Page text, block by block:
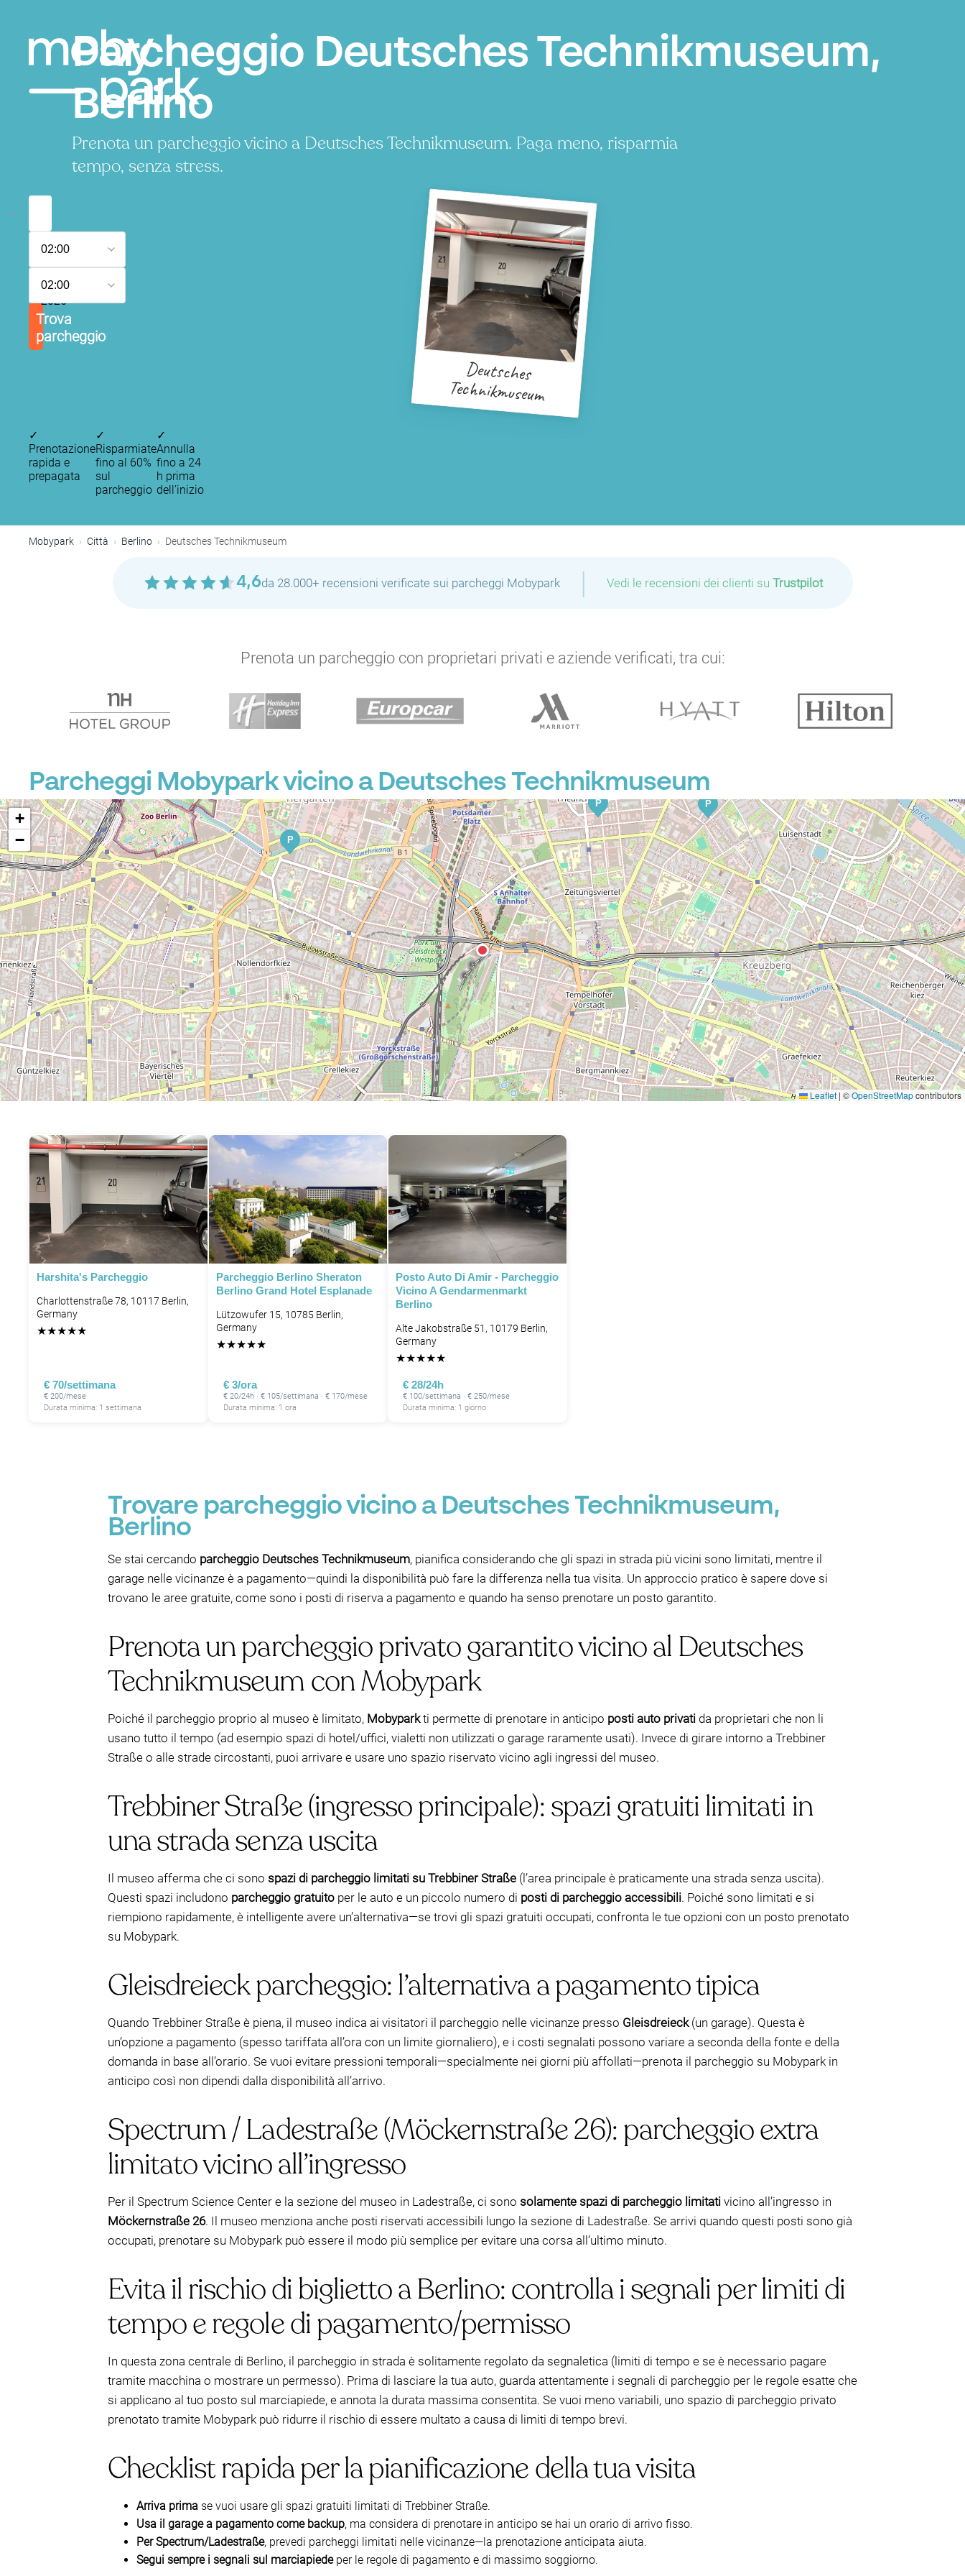
Parcheggio Deutsches Technikmuseum,
Berlino
Prenota un parcheggio vicino a Deutsches Technikmuseum. Paga meno, risparmia
tempo, senza stress.
agosto
2026
02:00
agosto
2026
02:00
Trova
parcheggio
Deutsches
Technikmuseum
✓
Prenotazione
rapida e
prepagata
✓
Risparmiate
fino al 60%
sul
parcheggio
✓
Annulla
fino a 24
h prima
dell’inizio
Mobypark Città Berlino Deutsches Technikmuseum
4,6da 28.000+ recensioni verificate sui parcheggi Mobypark | Vedi le recensioni dei clienti su Trustpilot
Prenota un parcheggio con proprietari privati e aziende verificati, tra cui:
Parcheggi Mobypark vicino a Deutsches Technikmuseum
P
P
P
+
−
Leaflet | ©OpenStreetMapcontributors
Harshita's Parcheggio
Charlottenstraße 78, 10117 Berlin,
Germany
★★★★★
€ 70/settimana
€ 200/mese
Durata minima: 1 settimana
Parcheggio Berlino Sheraton
Berlino Grand Hotel Esplanade
Lützowufer 15, 10785 Berlin,
Germany
★★★★★
€ 3/ora
€ 20/24h · € 105/settimana · € 170/mese
Durata minima: 1 ora
Posto Auto Di Amir - Parcheggio
Vicino A Gendarmenmarkt
Berlino
Alte Jakobstraße 51, 10179 Berlin,
Germany
★★★★★
€ 28/24h
€ 100/settimana · € 250/mese
Durata minima: 1 giorno
Trovare parcheggio vicino a Deutsches Technikmuseum,
Berlino
Se stai cercando parcheggio Deutsches Technikmuseum, pianifica considerando che gli spazi in strada più vicini sono limitati, mentre il
garage nelle vicinanze è a pagamento—quindi la disponibilità può fare la differenza nella tua visita. Un approccio pratico è sapere dove si
trovano le aree gratuite, come sono i posti di riserva a pagamento e quando ha senso prenotare un posto garantito.
Prenota un parcheggio privato garantito vicino al Deutsches
Technikmuseum con Mobypark
Poiché il parcheggio proprio al museo è limitato, Mobyparkti permette di prenotare in anticipo posti auto privati da proprietari che non li
usano tutto il tempo (ad esempio spazi di hotel/uffici, vialetti non utilizzati o garage raramente usati). Invece di girare intorno a Trebbiner
Straße o alle strade circostanti, puoi arrivare e usare uno spazio riservato vicino agli ingressi del museo.
Trebbiner Straße (ingresso principale): spazi gratuiti limitati in
una strada senza uscita
Il museo afferma che ci sono spazi di parcheggio limitati su Trebbiner Straße (l’area principale è praticamente una strada senza uscita).
Questi spazi includono parcheggio gratuito per le auto e un piccolo numero di posti di parcheggio accessibili. Poiché sono limitati e si
riempiono rapidamente, è intelligente avere un’alternativa—se trovi gli spazi gratuiti occupati, confronta le tue opzioni con un posto prenotato
su Mobypark.
Gleisdreieck parcheggio: l’alternativa a pagamento tipica
Quando Trebbiner Straße è piena, il museo indica ai visitatori il parcheggio nelle vicinanze presso Gleisdreieck(un garage). Questa è
un’opzione a pagamento (spesso tariffata all’ora con un limite giornaliero), e i costi segnalati possono variare a seconda della fonte e della
domanda in base all’orario. Se vuoi evitare pressioni temporali—specialmente nei giorni più affollati—prenota il parcheggio su Mobypark in
anticipo così non dipendi dalla disponibilità all’arrivo.
Spectrum / Ladestraße (Möckernstraße 26): parcheggio extra
limitato vicino all’ingresso
Per il Spectrum Science Center e la sezione del museo in Ladestraße, ci sono solamente spazi di parcheggio limitati vicino all’ingresso in
Möckernstraße 26. Il museo menziona anche posti riservati accessibili lungo la sezione di Ladestraße. Se arrivi quando questi posti sono già
occupati, prenotare su Mobypark può essere il modo più semplice per evitare una corsa all’ultimo minuto.
Evita il rischio di biglietto a Berlino: controlla i segnali per limiti di
tempo e regole di pagamento/permisso
In questa zona centrale di Berlino, il parcheggio in strada è solitamente regolato da segnaletica (limiti di tempo e se è necessario pagare
tramite macchina o mostrare un permesso). Prima di lasciare la tua auto, guarda attentamente i segnali di parcheggio per le regole esatte che
si applicano al tuo posto sul marciapiede, e annota la durata massima consentita. Se vuoi meno variabili, uno spazio di parcheggio privato
prenotato tramite Mobypark può ridurre il rischio di essere multato a causa di limiti di tempo brevi.
Checklist rapida per la pianificazione della tua visita
Arriva prima se vuoi usare gli spazi gratuiti limitati di Trebbiner Straße.
Usa il garage a pagamento come backup, ma considera di prenotare in anticipo se hai un orario di arrivo fisso.
Per Spectrum/Ladestraße, prevedi parcheggi limitati nelle vicinanze—la prenotazione anticipata aiuta.
Segui sempre i segnali sul marciapiedeper le regole di pagamento e di massimo soggiorno.